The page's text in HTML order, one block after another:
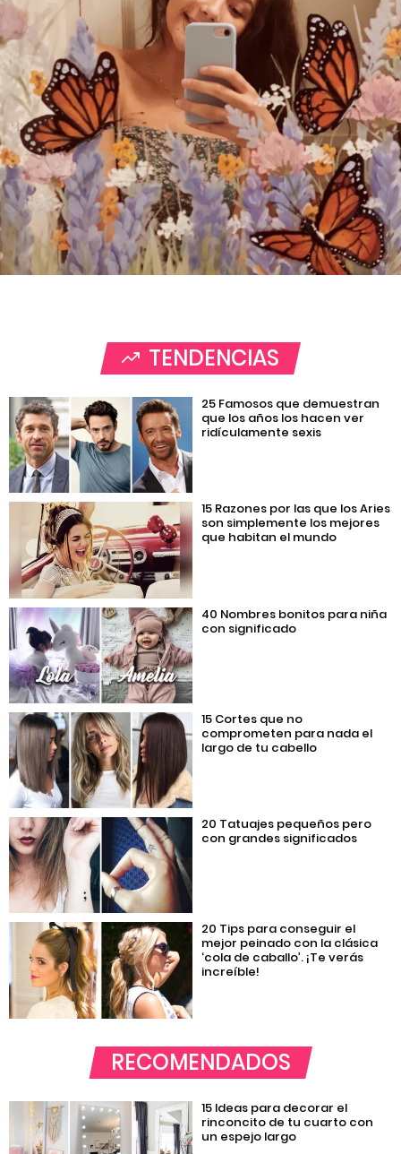
TENDENCIAS
25 Famosos que demuestran
que los años los hacen ver
ridículamente sexis
15 Razones por las que los Aries
son simplemente los mejores
que habitan el mundo
40 Nombres bonitos para niña
con significado
15 Cortes que no
comprometen para nada el
largo de tu cabello
20 Tatuajes pequeños pero
con grandes significados
20 Tips para conseguir el
mejor peinado con la clásica
‘cola de caballo’. ¡Te verás
increíble!
RECOMENDADOS
15 Ideas para decorar el
rinconcito de tu cuarto con
un espejo largo